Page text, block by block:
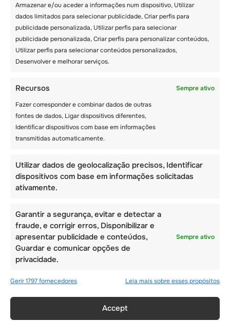
Armazenar e/ou aceder a informações num dispositivo, Utilizar
dados limitados para selecionar publicidade, Criar perfis para
publicidade personalizada, Utilizar perfis para selecionar
publicidade personalizada, Criar perfis para personalizar conteúdos,
Utilizar perfis para selecionar conteúdos personalizados,
Desenvolver e melhorar serviços.
Recursos
Sempre ativo
Fazer corresponder e combinar dados de outras
fontes de dados, Ligar dispositivos diferentes,
Identificar dispositivos com base em informações
transmitidas automaticamente.
Utilizar dados de geolocalização precisos, Identificar
dispositivos com base em informações solicitadas
ativamente.
Garantir a segurança, evitar e detectar a
fraude, e corrigir erros, Disponibilizar e
apresentar publicidade e conteúdos,
Guardar e comunicar opções de
privacidade.
Sempre ativo
Gerir 1797 fornecedores Leia mais sobre esses propósitos
Accept
Similar posts
OS 10 PRINCIPAIS
MOTIVOS PARA VOCÊ
MANDAR SEUS
FILHOS PARA UMA
COLÔNIA DE FÉRIAS
NA SUÍÇA